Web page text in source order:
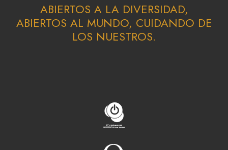
ABIERTOS A LA DIVERSIDAD,
ABIERTOS AL MUNDO, CUIDANDO DE
LOS NUESTROS.